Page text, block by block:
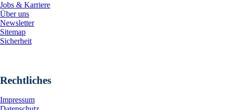
Jobs & Karriere
Über uns
Newsletter
Sitemap
Sicherheit
Rechtliches
Impressum